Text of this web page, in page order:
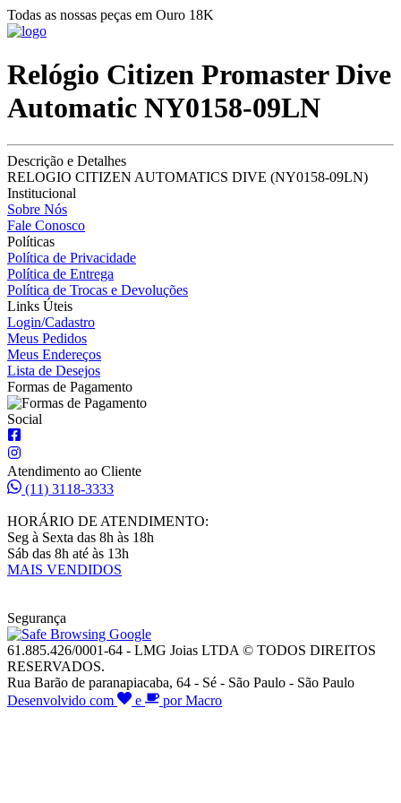
Todas as nossas peças em Ouro 18K
Relógio Citizen Promaster Dive
Automatic NY0158-09LN
Descrição e Detalhes
RELOGIO CITIZEN AUTOMATICS DIVE (NY0158-09LN)
Institucional
Sobre Nós
Fale Conosco
Políticas
Política de Privacidade
Política de Entrega
Política de Trocas e Devoluções
Links Úteis
Login/Cadastro
Meus Pedidos
Meus Endereços
Lista de Desejos
Formas de Pagamento
Social
Atendimento ao Cliente
(11) 3118-3333
HORÁRIO DE ATENDIMENTO:
Seg à Sexta das 8h às 18h
Sáb das 8h até às 13h
MAIS VENDIDOS
Segurança
61.885.426/0001-64 - LMG Joias LTDA © TODOS DIREITOS
RESERVADOS.
Rua Barão de paranapiacaba, 64 - Sé - São Paulo - São Paulo
Desenvolvido com
e por Macro